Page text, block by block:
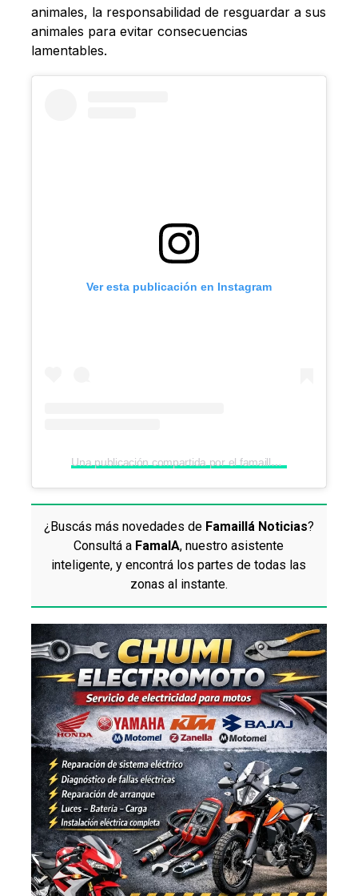
animales, la responsabilidad de resguardar a sus
animales para evitar consecuencias
lamentables.
Ver esta publicación en Instagram
Una publicación compartida por el famaillense (@elfamaillense)
¿Buscás más novedades de Famaillá Noticias?
Consultá a FamaIA, nuestro asistente
inteligente, y encontrá los partes de todas las
zonas al instante.